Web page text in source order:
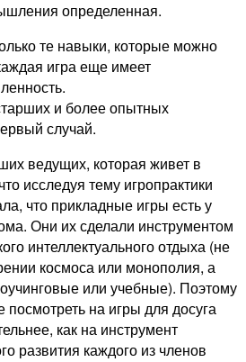
определенная.
те навыки, которые можно
игра еще имеет
и более опытных
случай.
ведущих, которая живет в
исследуя тему игропрактики
что прикладные игры есть у
Они их сделали инструментом
интеллектуального отдыха (не
космоса или монополия, а
или учебные). Поэтому
на игры для досуга
как на инструмент
развития каждого из членов